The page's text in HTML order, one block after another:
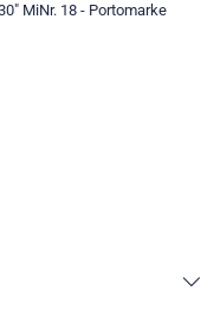
MiNr. 18 - Portomarke